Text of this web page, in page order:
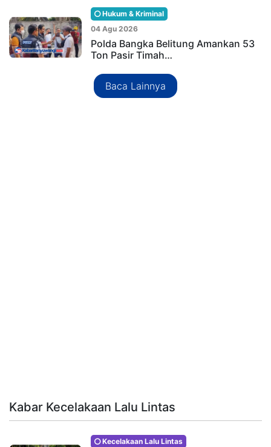
Hukum & Kriminal
04 Agu 2026
Polda Bangka Belitung Amankan 53
Ton Pasir Timah…
Baca Lainnya
Kabar Kecelakaan Lalu Lintas
Kecelakaan Lalu Lintas